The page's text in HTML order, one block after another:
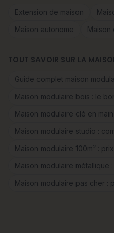
Extension de maison
Maison autonome
Maison
TOUT SAVOIR SUR LA
Guide complet maison
Maison modulaire bois : le
Maison modulaire clé en
Maison modulaire studio :
Maison modulaire 100m² :
Maison modulaire métallique
Maison modulaire pas cher :